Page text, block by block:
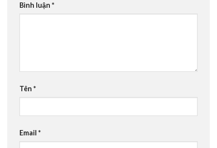
Bình luận *
Tên *
Email *